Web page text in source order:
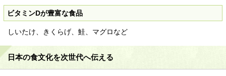
ビタミンDが豊富な食品
しいたけ、きくらげ、鮭、マグロなど
日本の食文化を次世代へ伝える